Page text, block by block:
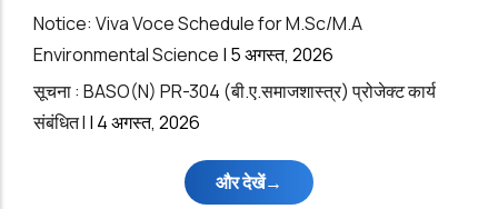
Notice: Viva Voce Schedule for M.Sc/M.A
Environmental Science | 5 अगस्त, 2026
सूचना : BASO(N) PR-304 (बी.ए.समाजशास्त्र) प्रोजेक्ट कार्य
संबंधित l | 4 अगस्त, 2026
और देखें